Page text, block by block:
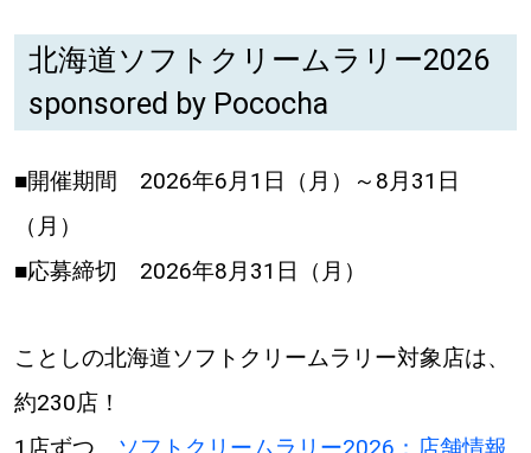
北海道ソフトクリームラリー2026
sponsored by Pococha
■開催期間 2026年6月1日（月）～8月31日
（月）
■応募締切 2026年8月31日（月）
ことしの北海道ソフトクリームラリー対象店は、
約230店！